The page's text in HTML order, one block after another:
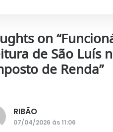
on “
de São Luís
de Renda”
RIBÃO
07/04/2026 às 11:06